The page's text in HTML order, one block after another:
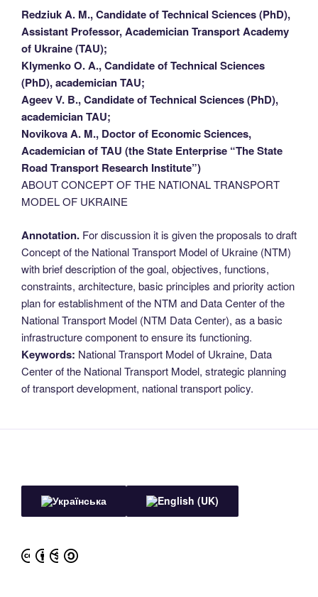
Redziuk A. M., Candidate of Technical Sciences (PhD),
Assistant Professor, Academician Transport Academy
of Ukraine (TAU);
Klymenko O. A., Candidate of Technical Sciences
(PhD), academician TAU;
Ageev V. B., Candidate of Technical Sciences (PhD),
academician TAU;
Novikova A. M., Doctor of Economic Sciences,
Academician of TAU (the State Enterprise “The State
Road Transport Research Institute”)
ABOUT CONCEPT OF THE NATIONAL TRANSPORT
MODEL OF UKRAINE
Annotation. For discussion it is given the proposals to draft
Concept of the National Transport Model of Ukraine (NTM)
with brief description of the goal, objectives, functions,
constraints, architecture, basic principles and priority action
plan for establishment of the NTM and Data Center of the
National Transport Model (NTM Data Center), as a basic
infrastructure component to ensure its functioning.
Keywords: National Transport Model of Ukraine, Data
Center of the National Transport Model, strategic planning
of transport development, national transport policy.